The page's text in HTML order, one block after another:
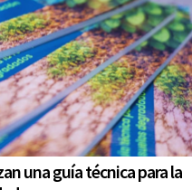
una guía técnica para la